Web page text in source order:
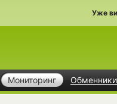
Уже
Мониторинг Обменники